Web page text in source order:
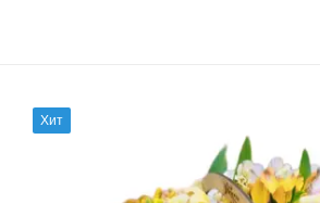
Хит